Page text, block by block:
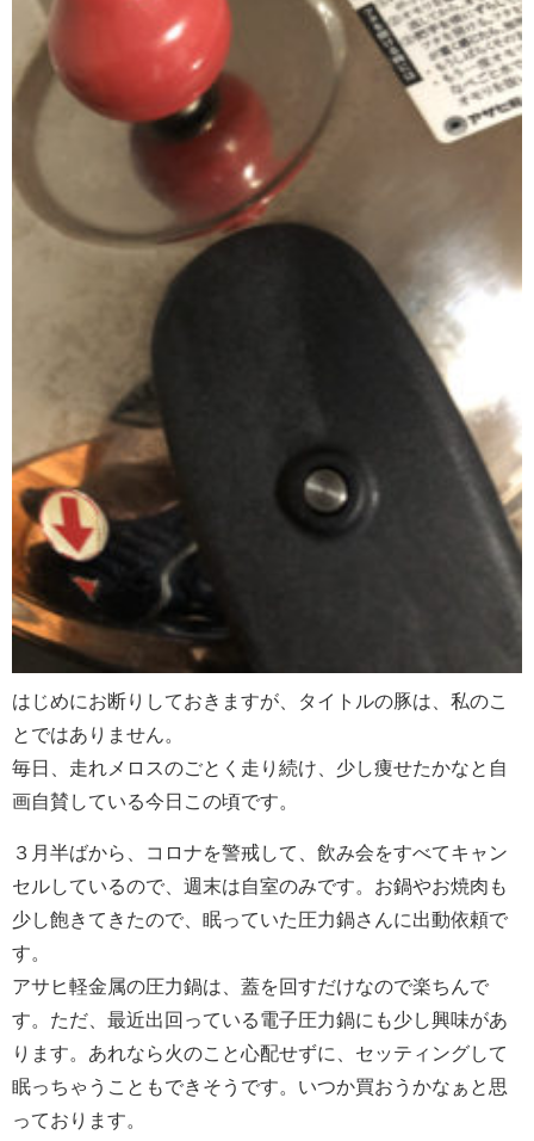
はじめにお断りしておきますが、タイトルの豚は、私のこ
とではありません。
毎日、走れメロスのごとく走り続け、少し痩せたかなと自
画自賛している今日この頃です。
３月半ばから、コロナを警戒して、飲み会をすべてキャン
セルしているので、週末は自室のみです。お鍋やお焼肉も
少し飽きてきたので、眠っていた圧力鍋さんに出動依頼で
す。
アサヒ軽金属の圧力鍋は、蓋を回すだけなので楽ちんで
す。ただ、最近出回っている電子圧力鍋にも少し興味があ
ります。あれなら火のこと心配せずに、セッティングして
眠っちゃうこともできそうです。いつか買おうかなぁと思
っております。